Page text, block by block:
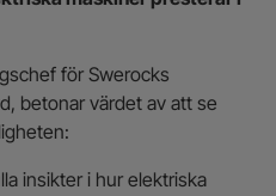
för Swerocks
betonar värdet av att se
insikter i hur elektriska